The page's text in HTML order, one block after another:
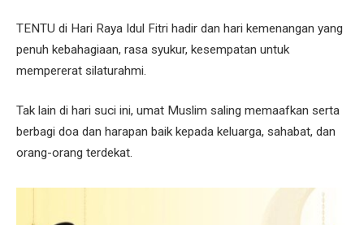
TENTU di Hari Raya Idul Fitri hadir dan hari kemenangan yang
penuh kebahagiaan, rasa syukur, kesempatan untuk
mempererat silaturahmi.
Tak lain di hari suci ini, umat Muslim saling memaafkan serta
berbagi doa dan harapan baik kepada keluarga, sahabat, dan
orang-orang terdekat.